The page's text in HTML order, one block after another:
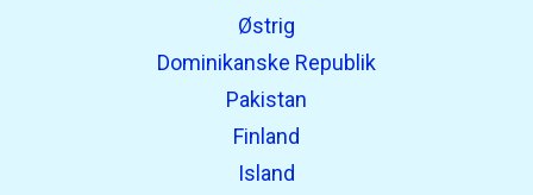
Østrig
Dominikanske Republik
Pakistan
Finland
Island